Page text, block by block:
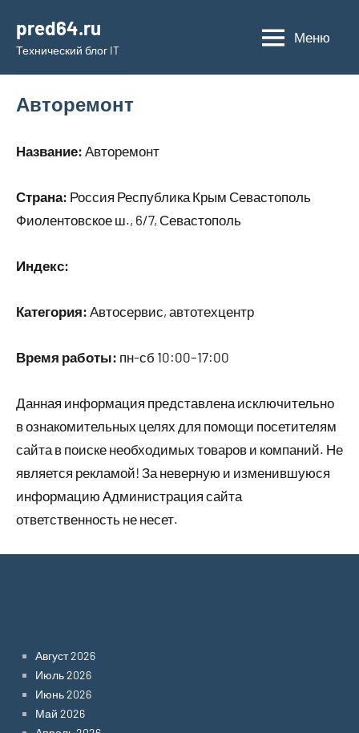
содержимому
pred64.ru
Технический блог IT
Меню
Авторемонт
Название: Авторемонт
Страна: Россия Республика Крым Севастополь
Фиолентовское ш., 6/7, Севастополь
Индекс:
Категория: Автосервис, автотехцентр
Время работы: пн-сб 10:00–17:00
Данная информация представлена исключительно
в ознакомительных целях для помощи посетителям
сайта в поиске необходимых товаров и компаний. Не
является рекламой! За неверную и изменившуюся
информацию Администрация сайта
ответственность не несет.
Август 2026
Июль 2026
Июнь 2026
Май 2026